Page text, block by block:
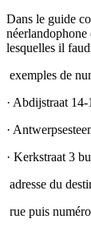
Dans le guide
lesquelles il
exemples de
· Abdijstraat 14-
·
· Kerkstraat 3
adresse du
rue puis